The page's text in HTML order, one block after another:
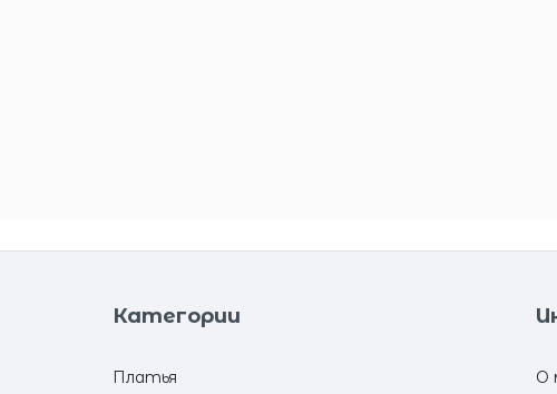
Категории
Платья О